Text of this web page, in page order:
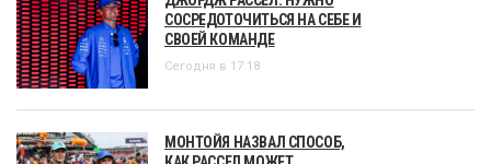
СОСРЕДОТОЧИТЬСЯ НА СЕБЕ И
СВОЕЙ КОМАНДЕ
Сегодня в 17:18
МОНТОЙЯ НАЗВАЛ СПОСОБ,